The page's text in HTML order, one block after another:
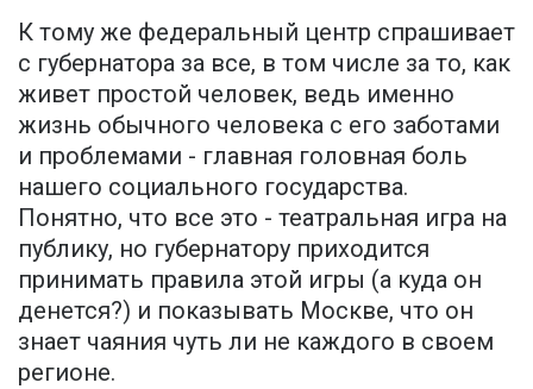
К тому же федеральный центр спрашивает
с губернатора за все, в том числе за то, как
живет простой человек, ведь именно
жизнь обычного человека с его заботами
и проблемами - главная головная боль
нашего социального государства.
Понятно, что все это - театральная игра на
публику, но губернатору приходится
принимать правила этой игры (а куда он
денется?) и показывать Москве, что он
знает чаяния чуть ли не каждого в своем
регионе.